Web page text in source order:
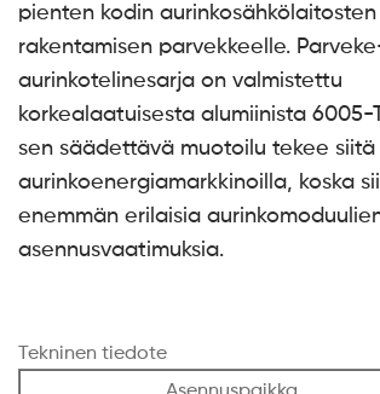
pienten kodin
rakentamisen parvekkeelle.
aurinkotelinesarja on valmistettu
korkealaatuisesta alumiinista 6005-
sen säädettävä muotoilu tekee siitä
aurinkoenergiamarkkinoilla, koska
enemmän erilaisia
asennusvaatimuksia.
Tekninen tiedote